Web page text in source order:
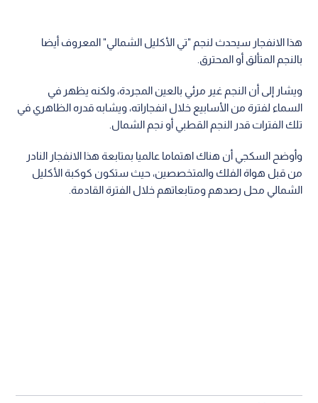
هذا الانفجار سيحدث لنجم "تي الأكليل الشمالي" المعروف أيضا
بالنجم المتألق أو المحترق.
ويشار إلى أن النجم غير مرئي بالعين المجردة، ولكنه يظهر في
السماء لفترة من الأسابيع خلال انفجاراته، ويشابه قدره الظاهري في
تلك الفترات قدر النجم القطبي أو نجم الشمال.
وأوضح السكجي أن هناك اهتماما عالميا بمتابعة هذا الانفجار النادر
من قبل هواة الفلك والمتخصصين، حيث ستكون كوكبة الأكليل
الشمالي محل رصدهم ومتابعاتهم خلال الفترة القادمة.